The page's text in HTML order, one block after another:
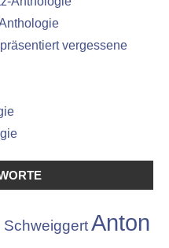
vergessene
Schweiggert Anton